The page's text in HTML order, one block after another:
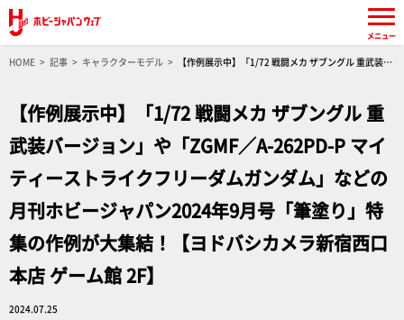
HOME 記事 キャラクターモデル
【作例展示中】「1/72 戦闘メカ ザブングル 重武装バ
ーム館 2F】
【作例展示中】「1/72 戦闘メカ ザブングル 重
武装バージョン」や「ZGMF／A-262PD-P マイ
ティーストライクフリーダムガンダム」などの
月刊ホビージャパン2024年9月号「筆塗り」特
集の作例が大集結！【ヨドバシカメラ新宿西口
本店 ゲーム館 2F】
2024.07.25
メニュー